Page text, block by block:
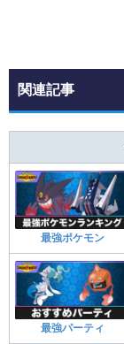
関連記事
最強ポケモン
最強パーティ